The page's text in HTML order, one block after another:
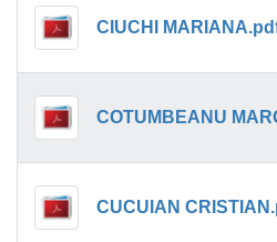
CIUCHI
CUCUIAN